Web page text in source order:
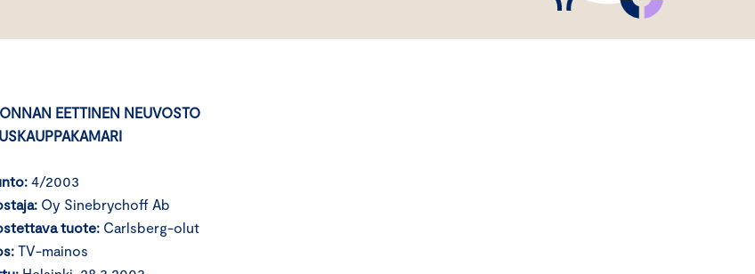
EETTINEN NEUVOSTO
4/2003
Oy Sinebrychoff Ab
tuote: Carlsberg-olut
TV-mainos